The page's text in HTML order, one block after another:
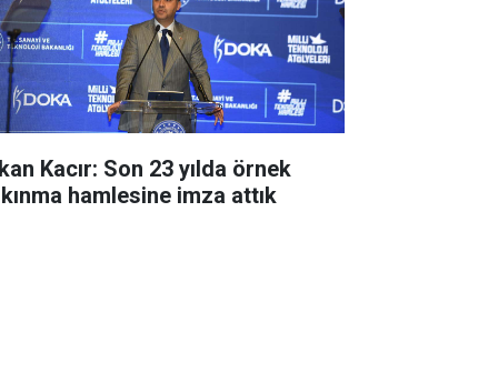
Kacır: Son 23 yılda örnek
hamlesine imza attık